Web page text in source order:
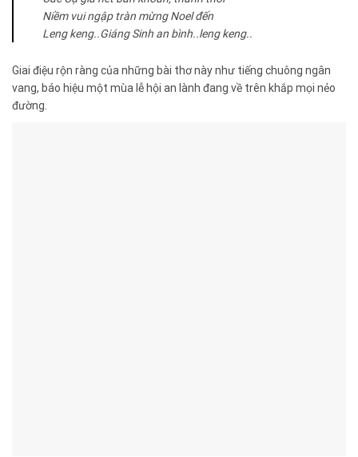
Niềm vui ngập tràn mừng Noel đến
Leng keng..Giáng Sinh an bình..leng keng..
Giai điệu rộn ràng của những bài thơ này như tiếng chuông ngân
vang, báo hiệu một mùa lễ hội an lành đang về trên khắp mọi nẻo
đường.